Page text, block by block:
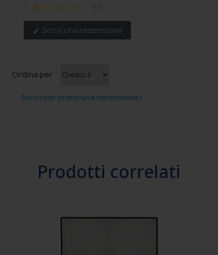
star star_border star_border star_border star_border
edit Scrivi una recensione
Ordina per
Scrivi per primo una recensione !
Prodotti correlati